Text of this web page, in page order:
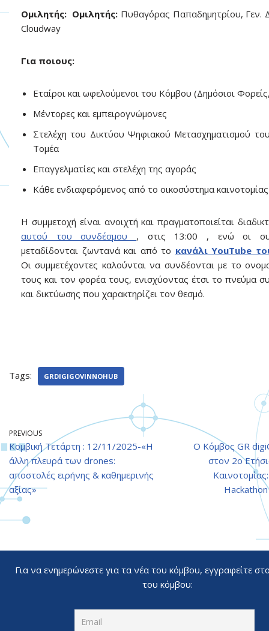
Ομιλητής: Ομιλητής: Πυθαγόρας Παπαδημητρίου, Γεν.
Cloudway
Για ποιους:
Εταίροι και ωφελούμενοι του Κόμβου (Δημόσιοι
Μέντορες και εμπειρογνώμονες
Στελέχη του Δικτύου Ψηφιακού Μετασχηματισμού
Τομέα
Επαγγελματίες και στελέχη της αγοράς
Κάθε ενδιαφερόμενος από το οικοσύστημα καινοτομίας
Η συμμετοχή είναι ανοιχτή και πραγματοποιείται
αυτού του συνδέσμου , στις 13:00 , ενώ οι
μεταδίδονται ζωντανά και από το κανάλι YouTube
Οι συμμετέχοντες καλούνται να συνδέονται με το
τους και τον φορέα τους, ενισχύοντας έτσι το πνεύμα
και δικτύωσης που χαρακτηρίζει τον θεσμό.
Tags: GRDIGIGOVINNOHUB
PREVIOUS
Κομβική Τετάρτη : 12/11/2025-«Η
άλλη πλευρά των drones:
αποστολές ειρήνης & καθημερινής
αξίας»
Ο Κόμβος GR
στον 2ο
Για να ενημερώνεστε για τα νέα του κόμβου, εγγραφείτε
του κόμβου: